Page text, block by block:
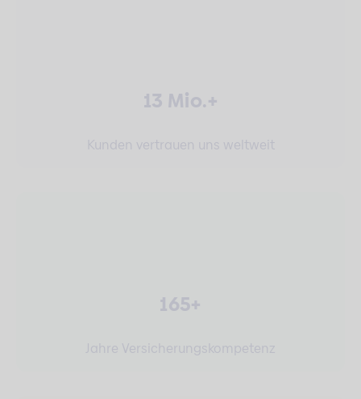
13 Mio.+
Kunden vertrauen uns weltweit
165+
Jahre Versicherungskompetenz